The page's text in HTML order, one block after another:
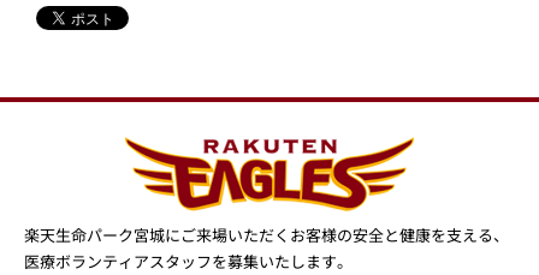
楽天生命パーク宮城にご来場いただくお客様の安全と健康を支える、
医療ボランティアスタッフを募集いたします。